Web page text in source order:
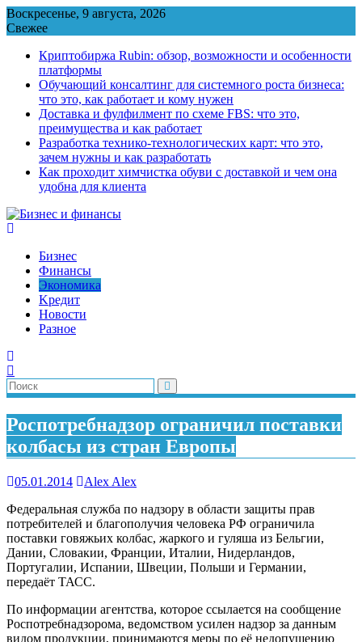
Перейти
к
Воскресенье, 9 августа, 2026
Свежее
Криптобиржа Rubin: обзор, возможности и особенности
платформы
Обучающий консалтинг для системного роста бизнеса:
что это, как работает и кому нужен
Доставка и фулфилмент по схеме FBS: что это,
преимущества и как работает
Разработка технико-технологических карт: что это,
зачем нужны и как разработать
Как проходит химчистка обуви с доставкой и чем она
удобна для клиента
Бизнес
Финансы
Экономика
Kредит
Новости
Разное
Роспотребнадзор ограничил поставки
колбасы из стран Европы
05.01.2014
Alex Alex
Федеральная служба по надзору в области защиты прав
потребителей и благополучия человека РФ ограничила
поставки говяжьих колбас, жаркого и гуляша из Бельгии,
Дании, Словакии, Франции, Италии, Нидерландов,
Португалии, Испании, Швеции, Польши и Германии,
передаёт ТАСС.
По информации агентства, которое ссылается на сообщение
Роспотребнадзорома, ведомством усилен надзор за данным
видом продукции, принимаются меры по её недопущению